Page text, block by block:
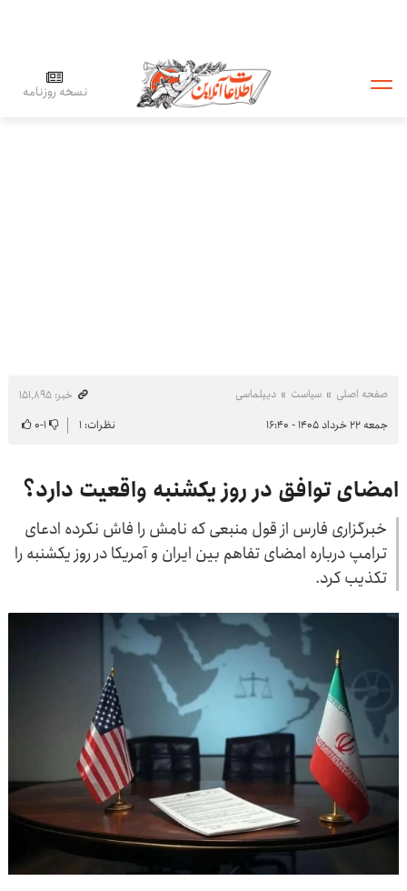
نسخه روزنامه
صفحه اصلی سیاست دیپلماسی
خبر: ۱۵۱٬۸۹۵
جمعه ۲۲ خرداد ۱۴۰۵ - ۱۶:۴۰
نظرات: ۱ ۱-۰
امضای توافق در روز یکشنبه واقعیت دارد؟
خبرگزاری فارس از قول منبعی که نامش را فاش نکرده ادعای
ترامپ درباره امضای تفاهم بین ایران و آمریکا در روز یکشنبه را
تکذیب کرد.